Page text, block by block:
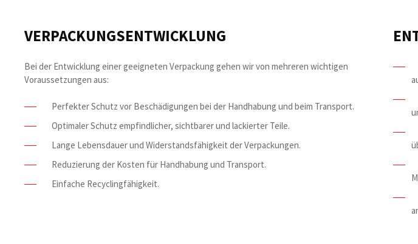
VERPACKUNGSENTWICKLUNG
Bei der Entwicklung einer geeigneten Verpackung gehen wir von mehreren wichtigen
Voraussetzungen aus:
Perfekter Schutz vor Beschädigungen bei der Handhabung und beim Transport.
Optimaler Schutz empfindlicher, sichtbarer und lackierter Teile.
Lange Lebensdauer und Widerstandsfähigkeit der Verpackungen.
Reduzierung der Kosten für Handhabung und Transport.
Einfache Recyclingfähigkeit.